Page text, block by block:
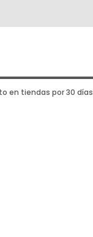
en tiendas por 30 días